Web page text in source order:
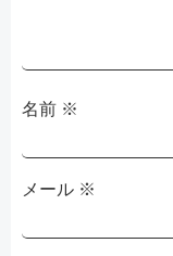
名前 ※
メール ※